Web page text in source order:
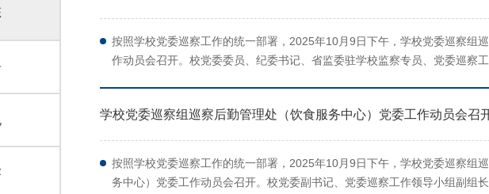
按照学校党委巡察工作的统一部署，2025年10月9日下午，学校党委巡察组
作动员会召开。校党委委员、纪委书记、省监委驻学校监察专员、党委巡察工
学校党委巡察组巡察后勤管理处（饮食服务中心）党委工作动员会召
按照学校党委巡察工作的统一部署，2025年10月9日下午，学校党委巡察组
务中心）党委工作动员会召开。校党委副书记、党委巡察工作领导小组副组长